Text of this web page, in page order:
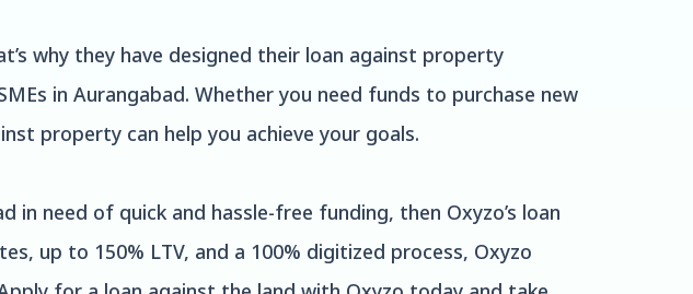
why they have designed their loan against property
in Aurangabad. Whether you need funds to purchase new
property can help you achieve your goals.
need of quick and hassle-free funding, then Oxyzo’s loan
up to 150% LTV, and a 100% digitized process, Oxyzo